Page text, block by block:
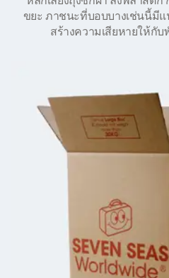
ขยะ ภาชนะที่บอบบางเช่นนี้มี
สร้างความเสียหายให้กั